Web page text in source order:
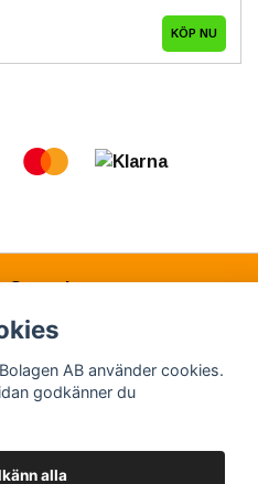
Samarbetspartners
SmålandsBolagen
AB använder cookies.
godkänner du
alla